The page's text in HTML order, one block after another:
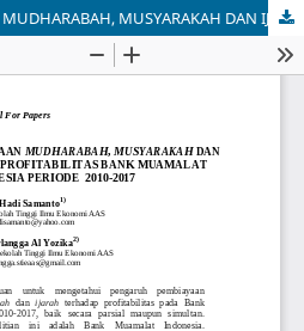
PENGARUH PEMBIAYAAN MUDHARABAH, MUSYARAKAH DAN IJARAH TERHADAP PROFITABILITAS BANK MUAMALAT INDONESIA PERIODE 2010-2017